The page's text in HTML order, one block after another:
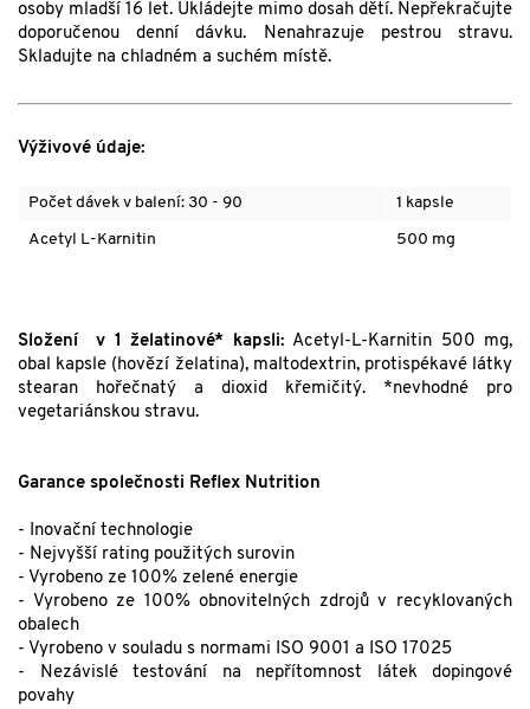
osoby mladší 16 let. Ukládejte mimo dosah dětí. Nepřekračujte
doporučenou denní dávku. Nenahrazuje pestrou stravu.
Skladujte na chladném a suchém místě.
Výživové údaje:
Počet dávek v balení: 30 - 90 1 kapsle
Acetyl L-Karnitin 500 mg
Složení v 1 želatinové* kapsli:Acetyl-L-Karnitin 500 mg,
obal kapsle (hovězí želatina), maltodextrin, protispékavé látky
stearan hořečnatý a dioxid křemičitý. *nevhodné pro
vegetariánskou stravu.
Garance společnosti Reflex Nutrition
- Inovační technologie
- Nejvyšší rating použitých surovin
- Vyrobeno ze 100% zelené energie
- Vyrobeno ze 100% obnovitelných zdrojů v recyklovaných
obalech
- Vyrobeno v souladu s normami ISO 9001 a ISO 17025
- Nezávislé testování na nepřítomnost látek dopingové
povahy